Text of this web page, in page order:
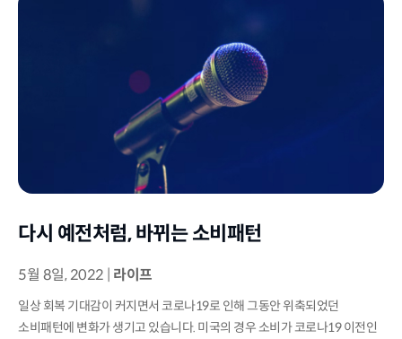
다시 예전처럼, 바뀌는 소비패턴
5월 8일, 2022 | 라이프
일상 회복 기대감이 커지면서 코로나19로 인해 그동안 위축되었던
소비패턴에 변화가 생기고 있습니다. 미국의 경우 소비가 코로나19 이전인